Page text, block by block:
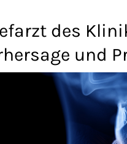
des
und